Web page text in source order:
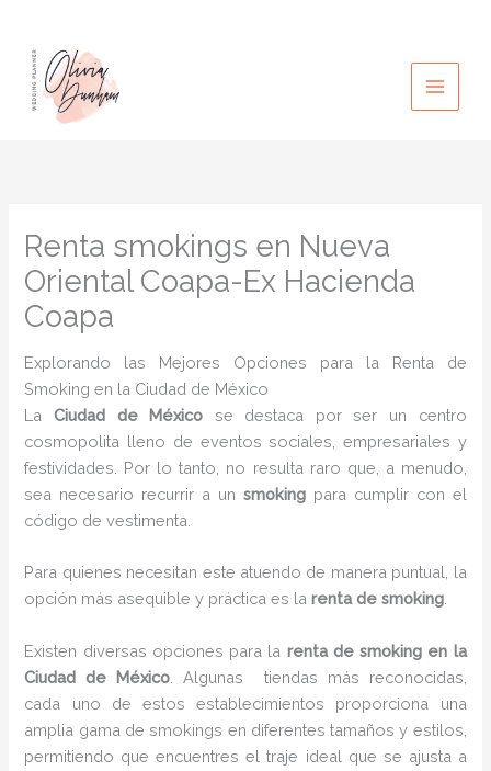
contenido
Renta smokings en Nueva
Oriental Coapa-Ex Hacienda
Coapa
Explorando las Mejores Opciones para la Renta de
Smoking en la Ciudad de México
LaCiudad de México se destaca por ser un centro
cosmopolita lleno de eventos sociales, empresariales y
festividades. Por lo tanto, no resulta raro que, a menudo,
sea necesario recurrir a un smokingpara cumplir con el
código de vestimenta.
Para quienes necesitan este atuendo de manera puntual, la
opción más asequible y práctica es larenta de smoking
Existen diversas opciones para la renta de smoking en la
Ciudad de México . Algunas tiendas más reconocidas,
cada uno de estos establecimientos proporciona una
amplia gama de smokings en diferentes tamaños y estilos,
permitiendo que encuentres el traje ideal que se ajusta a